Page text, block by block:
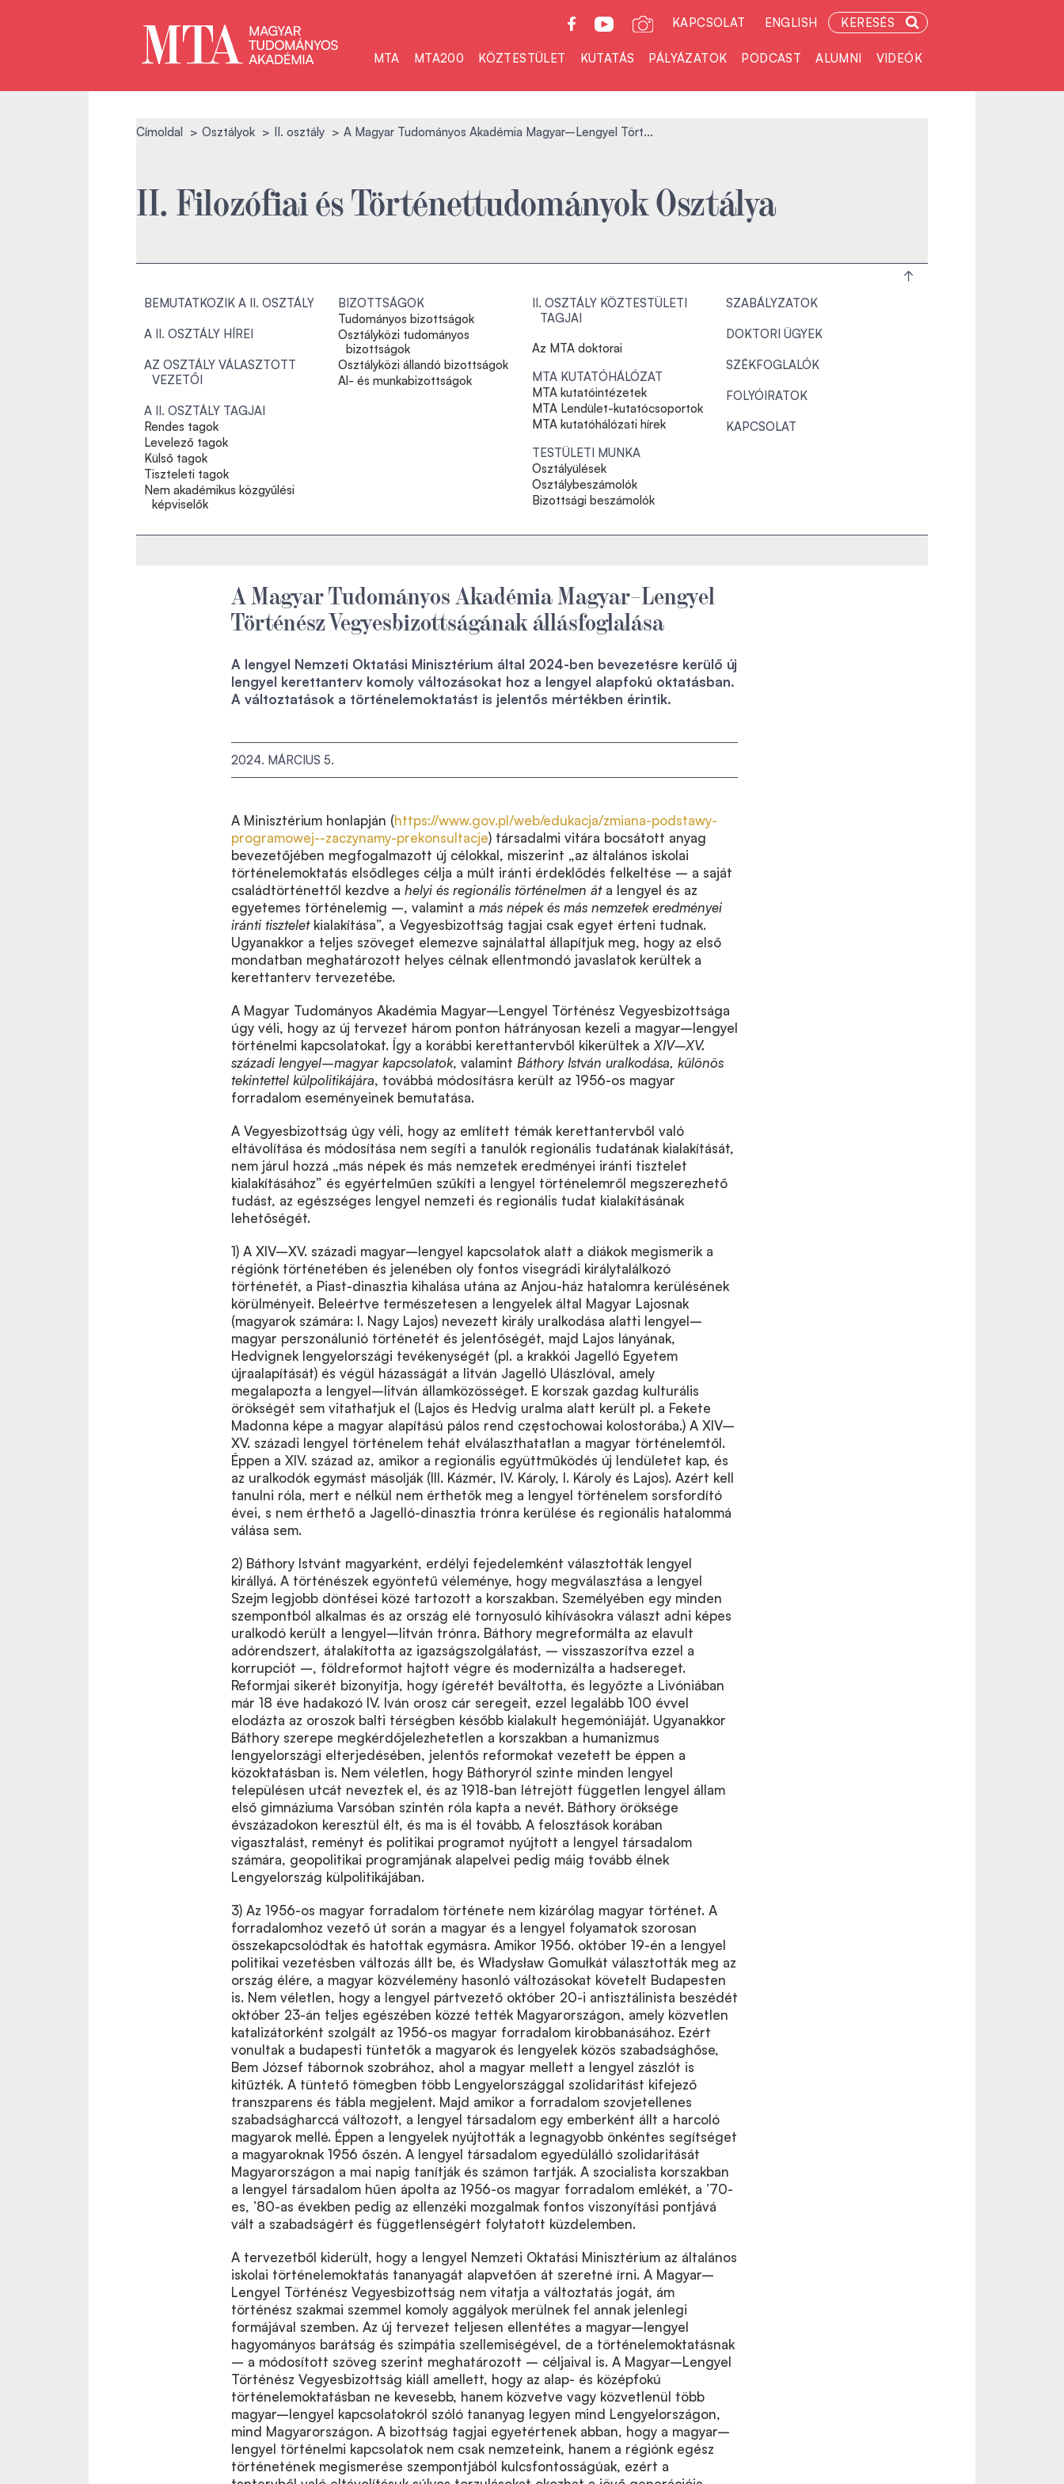
KAPCSOLAT ENGLISH KERESÉS
MTA MTA200 KÖZTESTÜLET KUTATÁS PÁLYÁZATOK PODCAST ALUMNI VIDEÓK
Címoldal Osztályok II. osztály A Magyar Tudományos Akadémia Magyar–Lengyel Tört...
II. Filozófiai és Történettudományok Osztálya
BEMUTATKOZIK A II. OSZTÁLY
A II. OSZTÁLY HÍREI
AZ OSZTÁLY VÁLASZTOTT
VEZETŐI
A II. OSZTÁLY TAGJAI
Rendes tagok
Levelező tagok
Külső tagok
Tiszteleti tagok
Nem akadémikus közgyűlési
képviselők
BIZOTTSÁGOK
Tudományos bizottságok
Osztályközi tudományos
bizottságok
Osztályközi állandó bizottságok
Al- és munkabizottságok
II. OSZTÁLY KÖZTESTÜLETI
TAGJAI
Az MTA doktorai
MTA KUTATÓHÁLÓZAT
MTA kutatóintézetek
MTA Lendület-kutatócsoportok
MTA kutatóhálózati hírek
TESTÜLETI MUNKA
Osztályülések
Osztálybeszámolók
Bizottsági beszámolók
SZABÁLYZATOK
DOKTORI ÜGYEK
SZÉKFOGLALÓK
FOLYÓIRATOK
KAPCSOLAT
A Magyar Tudományos Akadémia Magyar–Lengyel
Történész Vegyesbizottságának állásfoglalása
A lengyel Nemzeti Oktatási Minisztérium által 2024-ben bevezetésre kerülő új
lengyel kerettanterv komoly változásokat hoz a lengyel alapfokú oktatásban.
A változtatások a történelemoktatást is jelentős mértékben érintik.
2024. MÁRCIUS 5.
A Minisztérium honlapján (https://www.gov.pl/web/edukacja/zmiana-podstawy-
programowej--zaczynamy-prekonsultacje) társadalmi vitára bocsátott anyag
bevezetőjében megfogalmazott új célokkal, miszerint „az általános iskolai
történelemoktatás elsődleges célja a múlt iránti érdeklődés felkeltése – a saját
családtörténettől kezdve a helyi és regionális történelmen áta lengyel és az
egyetemes történelemig –, valamint a más népek és más nemzetek eredményei
iránti tiszteletkialakítása”, a Vegyesbizottság tagjai csak egyet érteni tudnak.
Ugyanakkor a teljes szöveget elemezve sajnálattal állapítjuk meg, hogy az első
mondatban meghatározott helyes célnak ellentmondó javaslatok kerültek a
kerettanterv tervezetébe.
A Magyar Tudományos Akadémia Magyar–Lengyel Történész Vegyesbizottsága
úgy véli, hogy az új tervezet három ponton hátrányosan kezeli a magyar–lengyel
történelmi kapcsolatokat. Így a korábbi kerettantervből kikerültek a XIV–XV.
századi lengyel–magyar kapcsolatok, valamint Báthory István uralkodása, különös
tekintettel külpolitikájára, továbbá módosításra került az 1956-os magyar
forradalom eseményeinek bemutatása.
A Vegyesbizottság úgy véli, hogy az említett témák kerettantervből való
eltávolítása és módosítása nem segíti a tanulók regionális tudatának kialakítását,
nem járul hozzá „más népek és más nemzetek eredményei iránti tisztelet
kialakításához” és egyértelműen szűkíti a lengyel történelemről megszerezhető
tudást, az egészséges lengyel nemzeti és regionális tudat kialakításának
lehetőségét.
1) A XIV–XV. századi magyar–lengyel kapcsolatok alatt a diákok megismerik a
régiónk történetében és jelenében oly fontos visegrádi királytalálkozó
történetét, a Piast-dinasztia kihalása utána az Anjou-ház hatalomra kerülésének
körülményeit. Beleértve természetesen a lengyelek által Magyar Lajosnak
(magyarok számára: I. Nagy Lajos) nevezett király uralkodása alatti lengyel–
magyar perszonálunió történetét és jelentőségét, majd Lajos lányának,
Hedvignek lengyelországi tevékenységét (pl. a krakkói Jagelló Egyetem
újraalapítását) és végül házasságát a litván Jagelló Ulászlóval, amely
megalapozta a lengyel–litván államközösséget. E korszak gazdag kulturális
örökségét sem vitathatjuk el (Lajos és Hedvig uralma alatt került pl. a Fekete
Madonna képe a magyar alapítású pálos rend częstochowai kolostorába.) A XIV–
XV. századi lengyel történelem tehát elválaszthatatlan a magyar történelemtől.
Éppen a XIV. század az, amikor a regionális együttműködés új lendületet kap, és
az uralkodók egymást másolják (III. Kázmér, IV. Károly, I. Károly és Lajos). Azért kell
tanulni róla, mert e nélkül nem érthetők meg a lengyel történelem sorsfordító
évei, s nem érthető a Jagelló-dinasztia trónra kerülése és regionális hatalommá
válása sem.
2) Báthory Istvánt magyarként, erdélyi fejedelemként választották lengyel
királlyá. A történészek egyöntetű véleménye, hogy megválasztása a lengyel
Szejm legjobb döntései közé tartozott a korszakban. Személyében egy minden
szempontból alkalmas és az ország elé tornyosuló kihívásokra választ adni képes
uralkodó került a lengyel–litván trónra. Báthory megreformálta az elavult
adórendszert, átalakította az igazságszolgálatást, – visszaszorítva ezzel a
korrupciót –, földreformot hajtott végre és modernizálta a hadsereget.
Reformjai sikerét bizonyítja, hogy ígéretét beváltotta, és legyőzte a Livóniában
már 18 éve hadakozó IV. Iván orosz cár seregeit, ezzel legalább 100 évvel
elodázta az oroszok balti térségben később kialakult hegemóniáját. Ugyanakkor
Báthory szerepe megkérdőjelezhetetlen a korszakban a humanizmus
lengyelországi elterjedésében, jelentős reformokat vezetett be éppen a
közoktatásban is. Nem véletlen, hogy Báthoryról szinte minden lengyel
településen utcát neveztek el, és az 1918-ban létrejött független lengyel állam
első gimnáziuma Varsóban szintén róla kapta a nevét. Báthory öröksége
évszázadokon keresztül élt, és ma is él tovább. A felosztások korában
vigasztalást, reményt és politikai programot nyújtott a lengyel társadalom
számára, geopolitikai programjának alapelvei pedig máig tovább élnek
Lengyelország külpolitikájában.
3) Az 1956-os magyar forradalom története nem kizárólag magyar történet. A
forradalomhoz vezető út során a magyar és a lengyel folyamatok szorosan
összekapcsolódtak és hatottak egymásra. Amikor 1956. október 19-én a lengyel
politikai vezetésben változás állt be, és Władysław Gomułkát választották meg az
ország élére, a magyar közvélemény hasonló változásokat követelt Budapesten
is. Nem véletlen, hogy a lengyel pártvezető október 20-i antisztálinista beszédét
október 23-án teljes egészében közzé tették Magyarországon, amely közvetlen
katalizátorként szolgált az 1956-os magyar forradalom kirobbanásához. Ezért
vonultak a budapesti tüntetők a magyarok és lengyelek közös szabadsághőse,
Bem József tábornok szobrához, ahol a magyar mellett a lengyel zászlót is
kitűzték. A tüntető tömegben több Lengyelországgal szolidaritást kifejező
transzparens és tábla megjelent. Majd amikor a forradalom szovjetellenes
szabadságharccá változott, a lengyel társadalom egy emberként állt a harcoló
magyarok mellé. Éppen a lengyelek nyújtották a legnagyobb önkéntes segítséget
a magyaroknak 1956 őszén. A lengyel társadalom egyedülálló szolidaritását
Magyarországon a mai napig tanítják és számon tartják. A szocialista korszakban
a lengyel társadalom hűen ápolta az 1956-os magyar forradalom emlékét, a ’70-
es, ’80-as években pedig az ellenzéki mozgalmak fontos viszonyítási pontjává
vált a szabadságért és függetlenségért folytatott küzdelemben.
A tervezetből kiderült, hogy a lengyel Nemzeti Oktatási Minisztérium az általános
iskolai történelemoktatás tananyagát alapvetően át szeretné írni. A Magyar–
Lengyel Történész Vegyesbizottság nem vitatja a változtatás jogát, ám
történész szakmai szemmel komoly aggályok merülnek fel annak jelenlegi
formájával szemben. Az új tervezet teljesen ellentétes a magyar–lengyel
hagyományos barátság és szimpátia szellemiségével, de a történelemoktatásnak
– a módosított szöveg szerint meghatározott – céljaival is. A Magyar–Lengyel
Történész Vegyesbizottság kiáll amellett, hogy az alap- és középfokú
történelemoktatásban ne kevesebb, hanem közvetve vagy közvetlenül több
magyar–lengyel kapcsolatokról szóló tananyag legyen mind Lengyelországon,
mind Magyarországon. A bizottság tagjai egyetértenek abban, hogy a magyar–
lengyel történelmi kapcsolatok nem csak nemzeteink, hanem a régiónk egész
történetének megismerése szempontjából kulcsfontosságúak, ezért a